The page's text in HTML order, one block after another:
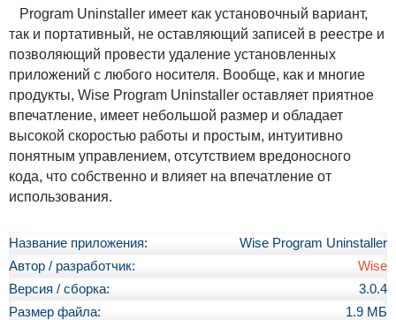
Program Uninstaller имеет как установочный вариант,
так и портативный, не оставляющий записей в реестре и
позволяющий провести удаление установленных
приложений с любого носителя. Вообще, как и многие
продукты, Wise Program Uninstaller оставляет приятное
впечатление, имеет небольшой размер и обладает
высокой скоростью работы и простым, интуитивно
понятным управлением, отсутствием вредоносного
кода, что собственно и влияет на впечатление от
использования.
Название приложения:
Wise Program Uninstaller
Автор / разработчик:
Wise
Версия / сборка:
3.0.4
Размер файла:
1.9 МБ